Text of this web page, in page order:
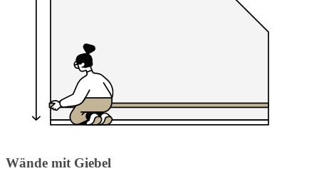
Wände mit Giebel